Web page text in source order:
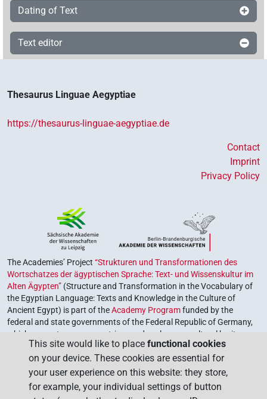
Dating of Text
Text editor
Thesaurus Linguae Aegyptiae
https://thesaurus-linguae-aegyptiae.de
Contact
Imprint
Privacy Policy
The Academies’ Project “Strukturen und Transformationen des
Wortschatzes der ägyptischen Sprache: Text- und Wissenskultur im
Alten Ägypten” (Structure and Transformation in the Vocabulary of
the Egyptian Language: Texts and Knowledge in the Culture of
Ancient Egypt) is part of theAcademy Programfunded by the
federal and state governments of the Federal Republic of Germany,
which serves to preserve, retrieve and explore our cultural heritage.
The program is coordinated by theUnion of the German Academies
of Sciences and Humanities.
This site would like to place functional cookies
on your device. These cookies are essential for
your user experience on this website: they store,
for example, your individual settings of button